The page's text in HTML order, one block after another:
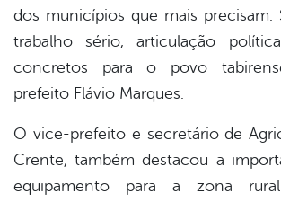
dos municípios que mais precisam.
trabalho sério, articulação
concretos para o povo
prefeito Flávio Marques.
O vice-prefeito e secretário de
Crente, também destacou a
equipamento para a zona